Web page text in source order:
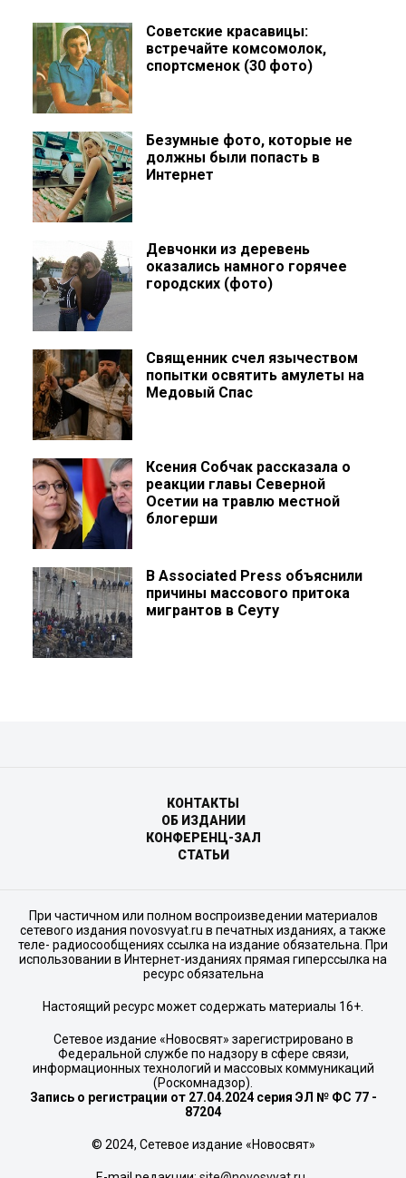
Советские красавицы:
встречайте комсомолок,
спортсменок (30 фото)
Безумные фото, которые не
должны были попасть в
Интернет
Девчонки из деревень
оказались намного горячее
городских (фото)
Священник счел язычеством
попытки освятить амулеты на
Медовый Спас
Ксения Собчак рассказала о
реакции главы Северной
Осетии на травлю местной
блогерши
В Associated Press объяснили
причины массового притока
мигрантов в Сеуту
КОНТАКТЫ
ОБ ИЗДАНИИ
КОНФЕРЕНЦ-ЗАЛ
СТАТЬИ
При частичном или полном воспроизведении материалов
сетевого издания novosvyat.ru в печатных изданиях, а также
теле- радиосообщениях ссылка на издание обязательна. При
использовании в Интернет-изданиях прямая гиперссылка на
ресурс обязательна
Настоящий ресурс может содержать материалы 16+.
Сетевое издание «Новосвят» зарегистрировано в
Федеральной службе по надзору в сфере связи,
информационных технологий и массовых коммуникаций
(Роскомнадзор).
Запись о регистрации от 27.04.2024 серия ЭЛ № ФС 77 -
87204
© 2024, Сетевое издание «Новосвят»